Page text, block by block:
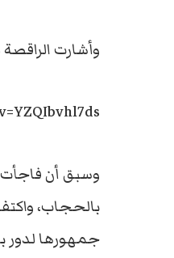
وأشارت
وسبق أن فاجأت
بالحجاب،
جمهورها لدور